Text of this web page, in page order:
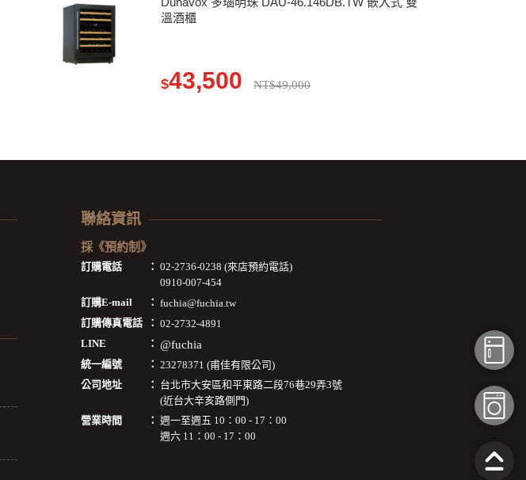
溫酒櫃
$43,500 NT$49,000
聯絡資訊
採《預約制》
訂購電話 ： 02-2736-0238 (來店預約電話)
0910-007-454
訂購E-mail
： fuchia@fuchia.tw
訂購傳真電話
： 02-2732-4891
LINE
： @fuchia
統一編號 ： 23278371 (甫佳有限公司)
公司地址
： 台北市大安區和平東路二段76巷29弄3號
(近台大辛亥路側門)
營業時間
： 週一至週五 10：00 - 17：00
週六 11：00 - 17：00